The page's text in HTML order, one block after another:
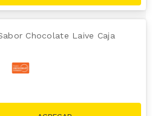
Chocolate Laive Caja